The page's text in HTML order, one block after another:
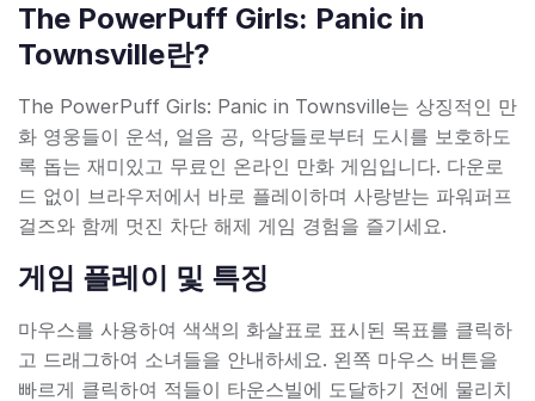
The PowerPuff Girls: Panic in
Townsville란?
The PowerPuff Girls: Panic in Townsville는 상징적인 만
화 영웅들이 운석, 얼음 공, 악당들로부터 도시를 보호하도
록 돕는 재미있고 무료인 온라인 만화 게임입니다. 다운로
드 없이 브라우저에서 바로 플레이하며 사랑받는 파워퍼프
걸즈와 함께 멋진 차단 해제 게임 경험을 즐기세요.
게임 플레이 및 특징
마우스를 사용하여 색색의 화살표로 표시된 목표를 클릭하
고 드래그하여 소녀들을 안내하세요. 왼쪽 마우스 버튼을
빠르게 클릭하여 적들이 타운스빌에 도달하기 전에 물리치